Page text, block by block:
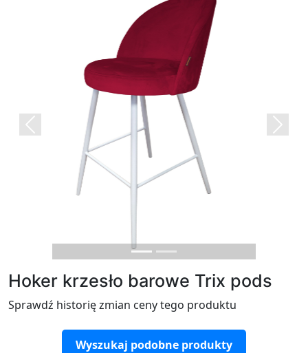
Previous Next
Hoker krzesło barowe Trix pods
Sprawdź historię zmian ceny tego produktu
Wyszukaj podobne produkty